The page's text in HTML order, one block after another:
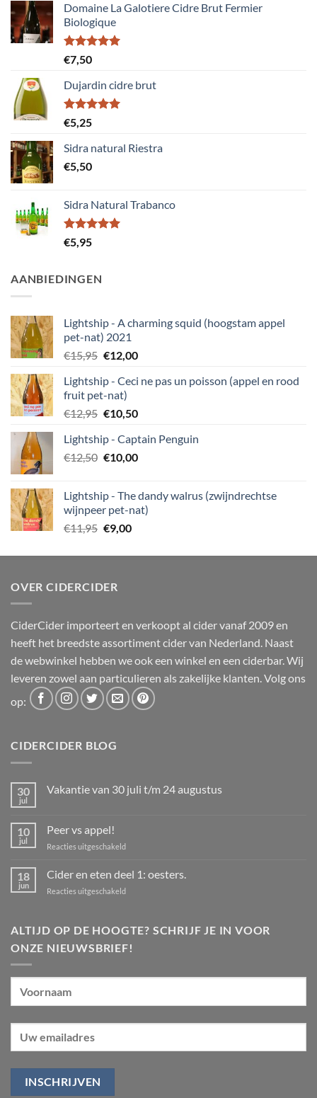
Domaine La Galotiere Cidre Brut Fermier
Biologique
Gewaardeerd
5.00
€7,50
Dujardin cidre brut
Gewaardeerd
5.00
€5,25
Sidra natural Riestra
€5,50
Sidra Natural Trabanco
Gewaardeerd
5.00
€5,95
AANBIEDINGEN
Lightship - A charming squid (hoogstam appel
pet-nat) 2021
€15,95 Oorspronkelijke
was:
€15,95.
€12,00Huidige
is:
Lightship - Ceci ne pas un poisson (appel en rood
fruit pet-nat)
€12,95 Oorspronkelijke
was:
€12,95.
€10,50Huidige
is:
€10,50.
Lightship - Captain Penguin
€12,50 Oorspronkelijke
€12,50.
€10,00Huidige
€10,00.
Lightship - The dandy walrus (zwijndrechtse
wijnpeer pet-nat)
€11,95 Oorspronkelijke
was:
€9,00Huidige
is:
OVER CIDERCIDER
CiderCider importeert en verkoopt al cider vanaf 2009 en
heeft het breedste assortiment cider van Nederland. Naast
de webwinkel hebben we ook een winkel en een ciderbar. Wij
leveren zowel aan particulieren als zakelijke klanten. Volg ons
op:
CIDERCIDER BLOG
30
jul
Vakantie van 30 juli t/m 24 augustus
Vakantie
30
24
augustus
10
jul
Peer vs appel!
Reacties uitgeschakeldvoor
vs
appel!
18
jun
Cider en eten deel 1: oesters.
Reacties uitgeschakeldvoor
eten
1:
ALTIJD OP DE HOOGTE? SCHRIJF JE IN VOOR
ONZE NIEUWSBRIEF!